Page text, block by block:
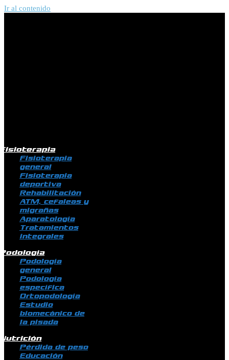
Ir al contenido
Fisioterapia
general
Fisioterapia
deportiva
Rehabilitación
ATM, cefaleas y
migrañas
Aparatología
Tratamientos
integrales
Podología
general
Podología
específica
Ortopodología
Estudio
biomecánico de
la pisada
Pérdida de peso
Educación